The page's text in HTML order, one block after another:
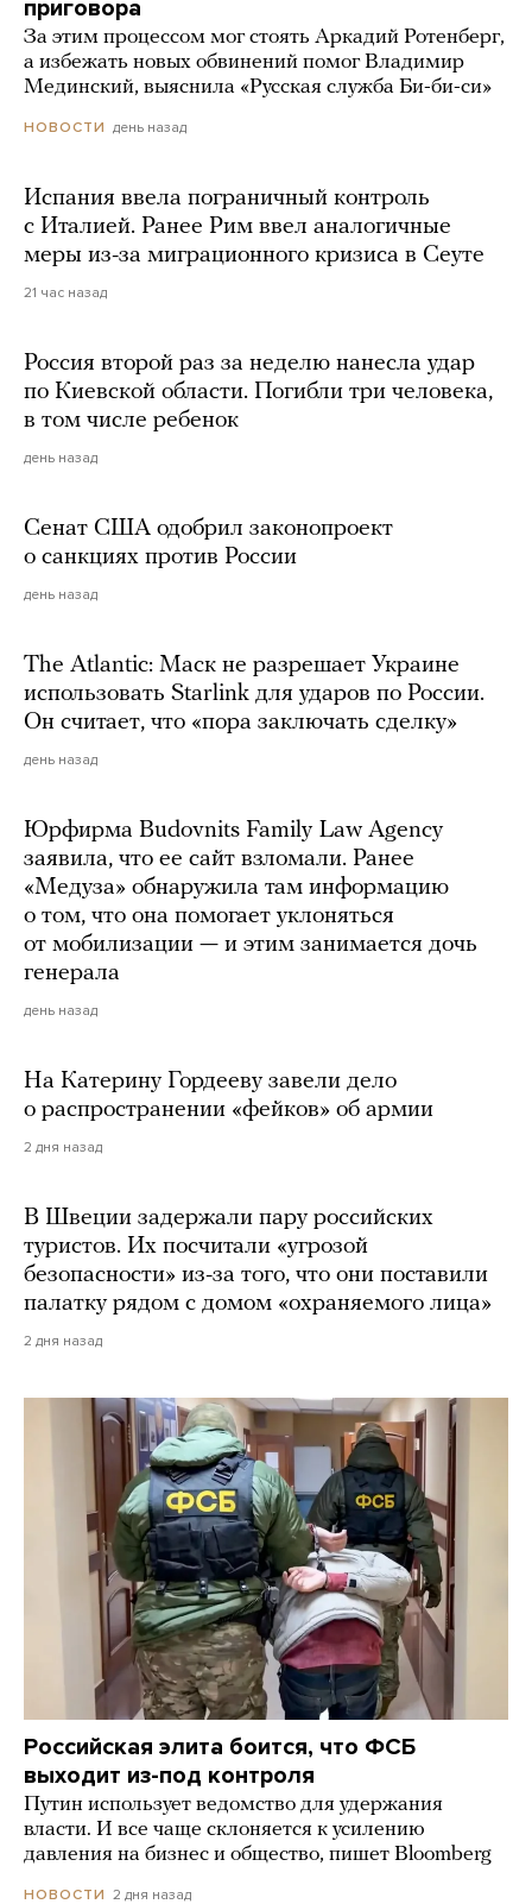
приговора
За этим процессом мог стоять Аркадий Ротенберг,
а избежать новых обвинений помог Владимир
Мединский, выяснила «Русская служба Би-би-си»
НОВОСТИ день назад
Испания ввела пограничный контроль
с Италией. Ранее Рим ввел аналогичные
меры из-за миграционного кризиса в Сеуте
21 час назад
Россия второй раз за неделю нанесла удар
по Киевской области. Погибли три человека,
в том числе ребенок
день назад
Сенат США одобрил законопроект
о санкциях против России
день назад
The Atlantic: Маск не разрешает Украине
использовать Starlink для ударов по России.
Он считает, что «пора заключать сделку»
день назад
Юрфирма Budovnits Family Law Agency
заявила, что ее сайт взломали. Ранее
«Медуза» обнаружила там информацию
о том, что она помогает уклоняться
от мобилизации — и этим занимается дочь
генерала
день назад
На Катерину Гордееву завели дело
о распространении «фейков» об армии
2 дня назад
В Швеции задержали пару российских
туристов. Их посчитали «угрозой
безопасности» из-за того, что они поставили
палатку рядом с домом «охраняемого лица»
2 дня назад
Российская элита боится, что ФСБ
выходит из-под контроля
Путин использует ведомство для удержания
власти. И все чаще склоняется к усилению
давления на бизнес и общество, пишет Bloomberg
НОВОСТИ 2 дня назад